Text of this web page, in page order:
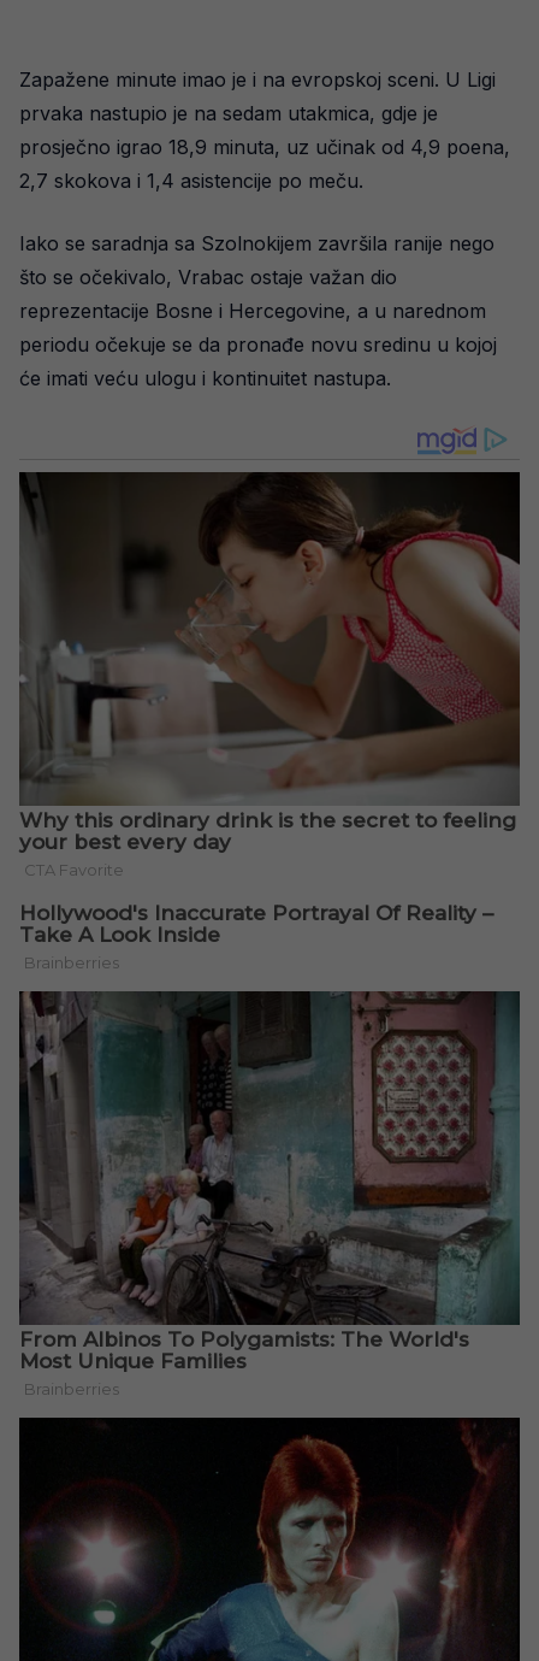
Zapažene minute imao je i na evropskoj sceni. U Ligi
prvaka nastupio je na sedam utakmica, gdje je
prosječno igrao 18,9 minuta, uz učinak od 4,9 poena,
2,7 skokova i 1,4 asistencije po meču.
Iako se saradnja sa Szolnokijem završila ranije nego
što se očekivalo, Vrabac ostaje važan dio
reprezentacije Bosne i Hercegovine, a u narednom
periodu očekuje se da pronađe novu sredinu u kojoj
će imati veću ulogu i kontinuitet nastupa.